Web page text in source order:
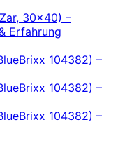
30×40) –
Erfahrung
104382) –
104382) –
104382) –